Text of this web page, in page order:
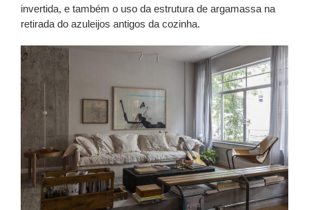
invertida, e também o uso da estrutura de argamassa na
retirada do azuleijos antigos da cozinha.